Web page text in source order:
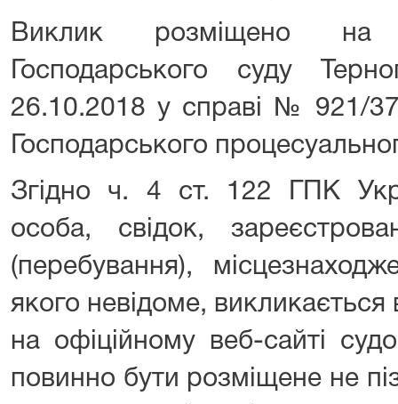
Виклик розміщено на
Господарського суду
26.10.2018 у справі № 921/
Господарського
Згідно ч. 4 ст. 122 ГПК
особа, свідок,
(перебування),
якого невідоме,
на офіційному веб-сайті
повинно бути розміщене не